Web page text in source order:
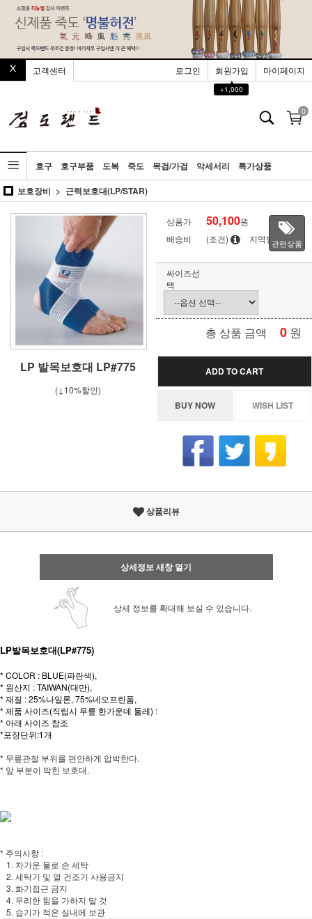
고객센터 로그인
회원가입
▲
+1,000
마이페이지
0
호구 호구부품 도복 죽도 목검/가검 악세서리
특가상품
보호장비
근력보호대(LP/STAR)
LP 발목보호대 LP#775
(↓10%할인)
상품가 50,100원
배송비
(조건) 지역별관련상품
싸이즈선
택
총 상품 금액 0 원
ADD TO CART
BUY NOW WISH LIST
상품리뷰
상세정보 새창 열기
상세 정보를 확대해 보실 수 있습니다.
LP발목보호대(LP#775)
* COLOR : BLUE(파란색),
* 원산지 : TAIWAN(대만),
* 재질 : 25%나일론, 75%네오프린폼,
* 제품 사이즈(직립시 무릎 한가운데 둘레) :
* 아래 사이즈 참조
*포장단위:1개
* 무릎관절 부위를 편안하게 압박한다.
* 앞 부분이 막힌 보호대.
* 주의사항 :
1. 차가운 물로 손 세탁
2. 세탁기 및 열 건조기 사용금지
3. 화기접근 금지
4. 무리한 힘을 가하지 말 것
5. 습기가 적은 실내에 보관